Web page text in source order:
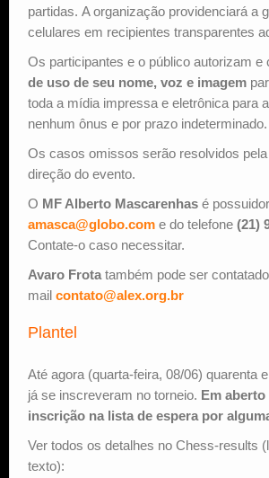
partidas. A organização providenciará a
celulares em recipientes transparentes
Os participantes e o público autorizam e
de uso de seu nome, voz e imagem
toda a mídia impressa e eletrônica para
nenhum ônus e por prazo indeterminado.
Os casos omissos serão resolvidos
direção do evento.
O MF Alberto Mascarenhas é
amasca@globo.com e do telefone (21)
Contate-o caso necessitar.
Avaro Frota também pode ser
mail contato@alex.org.br
Plantel
Até agora (quarta-feira, 08/06) quarenta
já se inscreveram no torneio. Em aberto
inscrição na lista de espera por
Ver todos os detalhes no Chess-results
texto):